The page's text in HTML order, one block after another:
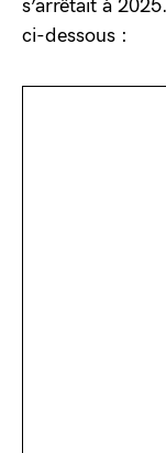
s’arrêtait à
ci-dessous :